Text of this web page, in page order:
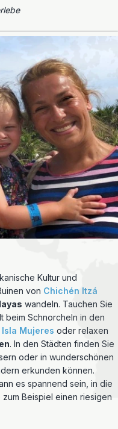
Kultur und
von Chichén Itzá
wandeln. Tauchen Sie
beim Schnorcheln in den
Isla Mujeres oder relaxen
. In den Städten finden Sie
oder in wunderschönen
erkunden können.
es spannend sein, in die
Beispiel einen riesigen